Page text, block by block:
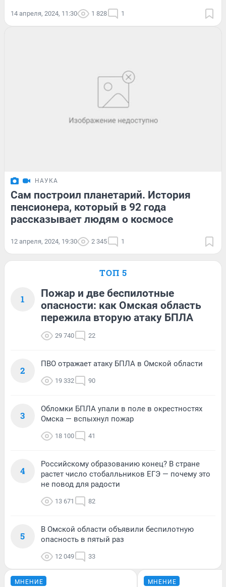
14 апреля, 2024, 11:30 1 828 1
НАУКА
Сам построил планетарий. История
пенсионера, который в 92 года
рассказывает людям о космосе
12 апреля, 2024, 19:30 2 345 1
ТОП 5
1
Пожар и две беспилотные
опасности: как Омская область
пережила вторую атаку БПЛА
29 740 22
2
ПВО отражает атаку БПЛА в Омской области
19 332 90
3
Обломки БПЛА упали в поле в окрестностях
Омска — вспыхнул пожар
18 100 41
4
Российскому образованию конец? В стране
растет число стобалльников ЕГЭ — почему это
не повод для радости
13 671 82
5
В Омской области объявили беспилотную
опасность в пятый раз
12 049 33
МНЕНИЕ МНЕНИЕ